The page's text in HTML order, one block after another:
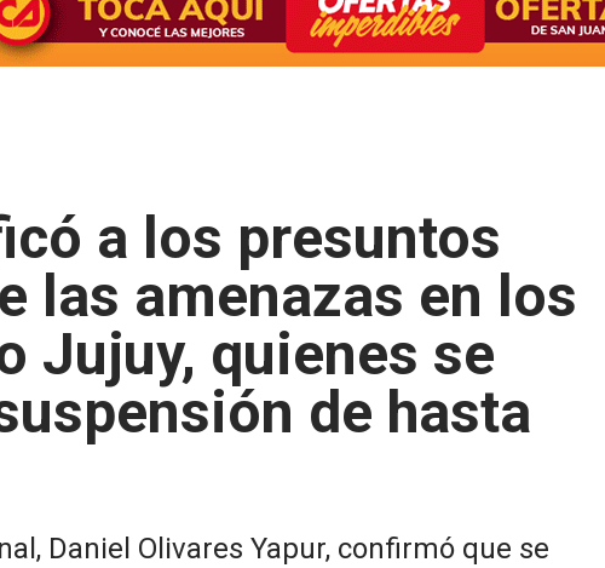
a los presuntos
las amenazas en los
Jujuy, quienes se
de hasta
Daniel Olivares Yapur, confirmó que se